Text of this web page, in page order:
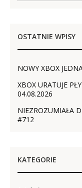
OSTATNIE WPISY
NOWY XBOX
XBOX URATUJE
04.08.2026
NIEZROZUMIAŁA
#712
KATEGORIE